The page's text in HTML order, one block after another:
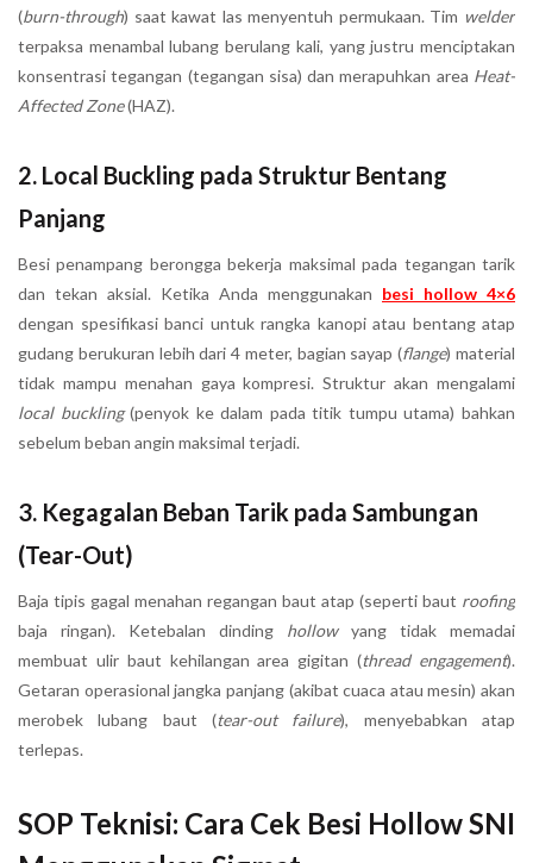
(burn-through) saat kawat las menyentuh permukaan. Tim welder
terpaksa menambal lubang berulang kali, yang justru menciptakan
konsentrasi tegangan (tegangan sisa) dan merapuhkan area Heat-
Affected Zone(HAZ).
2. Local Buckling pada Struktur Bentang
Panjang
Besi penampang berongga bekerja maksimal pada tegangan tarik
dan tekan aksial. Ketika Anda menggunakan besi hollow 4×6
dengan spesifikasi banci untuk rangka kanopi atau bentang atap
gudang berukuran lebih dari 4 meter, bagian sayap (flange) material
tidak mampu menahan gaya kompresi. Struktur akan mengalami
local buckling(penyok ke dalam pada titik tumpu utama) bahkan
sebelum beban angin maksimal terjadi.
3. Kegagalan Beban Tarik pada Sambungan
(Tear-Out)
Baja tipis gagal menahan regangan baut atap (seperti baut roofing
baja ringan). Ketebalan dinding hollowyang tidak memadai
membuat ulir baut kehilangan area gigitan (thread engagement).
Getaran operasional jangka panjang (akibat cuaca atau mesin) akan
merobek lubang baut (tear-out failure), menyebabkan atap
terlepas.
SOP Teknisi: Cara Cek Besi Hollow SNI